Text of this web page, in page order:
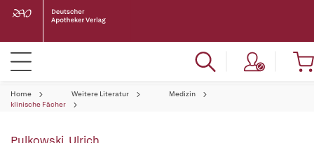
Home Weitere Literatur
Medizin
klinische Fächer